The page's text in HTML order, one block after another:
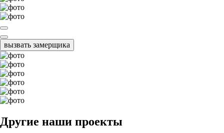
вызвать замерщика
Другие наши проекты